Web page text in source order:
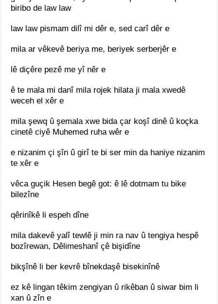
biribo de law law
law law pismam dilî mi dêr e, sed carî dêr e
mila ar vêkevê beriya me, beriyek serberjêr e
lê diçêre pezê me yî nêr e
ê te mala mi danî mila rojek hilata ji mala xwedê
weceh el xêr e
mila şewq û şemala xwe bida çar koşî dinê û koçka
cinetê ciyê Muhemed ruha wêr e
e nizanim çi şîn û girî te bi ser min da haniye nizanim
te xêr e
vêca guçik Hesen begê got: ê lê dotmam tu bike
bilezîne
qêrinîkê li espeh dîne
mila dakevê yalî tewlê ji min ra nav û tengiya hespê
bozîrewan, Dêlimeshanî çê bişidîne
bikşînê li ber kevrê bînekdaşê bisekinînê
ez kê lingan têkim zengiyan û rikêban û siwar bim li
xan û zîn e